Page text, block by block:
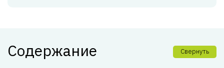
Содержание Свернуть